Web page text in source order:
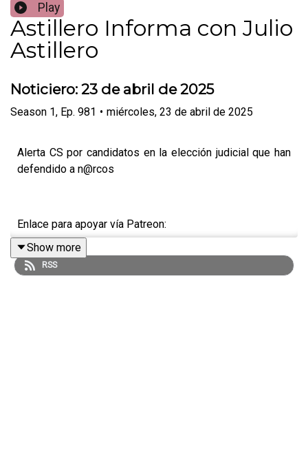
Play
Astillero Informa con Julio
Astillero
Noticiero: 23 de abril de 2025
Season 1, Ep. 981 • miércoles, 23 de abril de 2025
Alerta CS por candidatos en la elección judicial que han
defendido a n@rcos
Enlace para apoyar vía Patreon:
https://www.patreon.com/julioastillero
Show more
RSS